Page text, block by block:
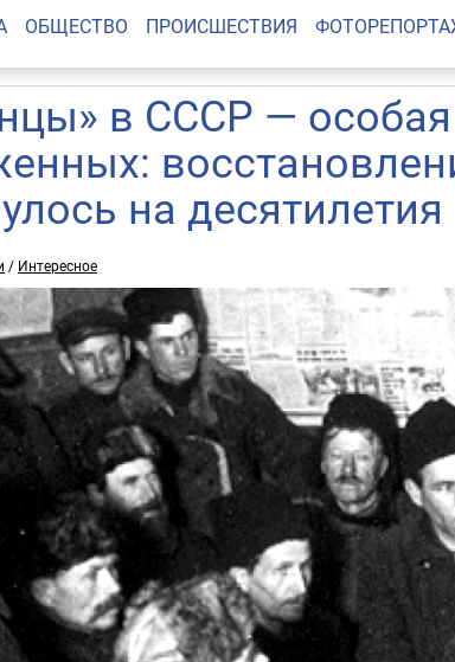
ОБЩЕСТВО ПРОИСШЕСТВИЯ
в СССР — особая
на десятилетия
/ Интересное